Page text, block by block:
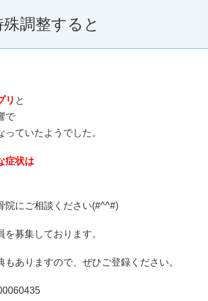
調整すると
リ と
で
ていたようでした。
症状は
院にご相談ください(#^^#)
募集しております。
ありますので、ぜひご登録ください。